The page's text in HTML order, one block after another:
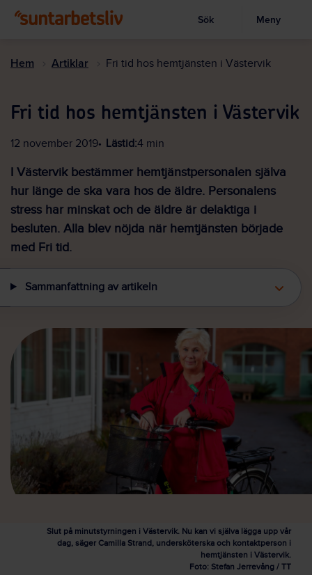
till
Visa sökruta
Sök Meny
Hem Artiklar Fri tid hos hemtjänsten i Västervik
Fri tid hos hemtjänsten i Västervik
12 november 2019 Lästid:4 min
I Västervik bestämmer hemtjänstpersonalen själva
hur länge de ska vara hos de äldre. Personalens
stress har minskat och de äldre är delaktiga i
besluten. Alla blev nöjda när hemtjänsten började
med Fri tid.
Sammanfattning av artikeln
Slut på minutstyrningen i Västervik. Nu kan vi själva lägga upp vår
dag, säger Camilla Strand, undersköterska och kontaktperson i
hemtjänsten i Västervik.
Foto: Stefan Jerrevång / TT